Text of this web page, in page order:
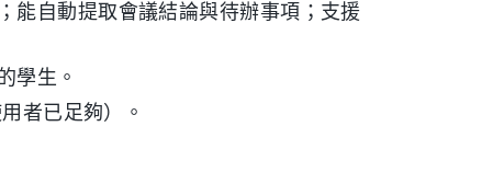
能自動提取會議結論與待辦事項；支援
學生。
者已足夠）。